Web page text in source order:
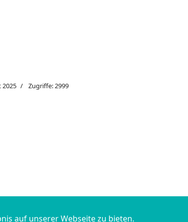
2025 Zugriffe: 2999
Mönchberg
auf unserer Webseite zu bieten.